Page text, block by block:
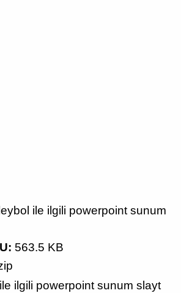
ile ilgili powerpoint sunum
563.5 KB
ilgili powerpoint sunum slayt